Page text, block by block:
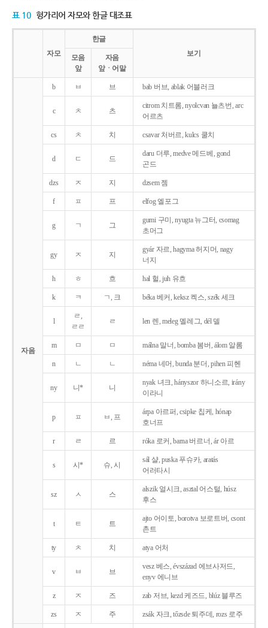
표 10 헝가리어 자모와 한글 대조표
자모
한글
보기
모음
앞
자음
앞ㆍ어말
자음
b ㅂ 브 bab 버브, ablak 어블러크
c ㅊ 츠
citrom 치트롬, nyolcvan 뇰츠번, arc
어르츠
cs ㅊ 치 csavar 처버르, kulcs 쿨치
d ㄷ 드
daru 더루, medve 메드베, gond
곤드
dzs ㅈ 지 dzsem 젬
f ㅍ 프 elfog 엘포그
g ㄱ 그
gumi 구미, nyugta 뉴그터, csomag
초머그
gy ㅈ 지
gyár 자르, hagyma 허지머, nagy
너지
h ㅎ 흐 hal 헐, juh 유흐
k ㅋ ㄱ, 크 béka 베커, keksz 켁스, szék 세크
l
ㄹ,
ㄹㄹ
ㄹ len 렌, meleg 멜레그, dél 델
m ㅁ ㅁ málna 말너, bomba 봄버, álom 알롬
n ㄴ ㄴ néma 네머, bunda 분더, pihen 피헨
ny 니* 니
nyak 녀크, hányszor 하니소르, irány
이라니
p ㅍ ㅂ, 프
árpa 아르퍼, csipke 칩케, hónap
호너프
r ㄹ 르 róka 로커, barna 버르너, ár 아르
s 시* 슈, 시
sál 샬, puska 푸슈카, aratás
어러타시
sz ㅅ 스
alszik 얼시크, asztal 어스털, húsz
후스
t ㅌ 트
ajto 어이토, borotva 보로트버, csont
촌트
ty ㅊ 치 atya 어처
v ㅂ 브
vesz 베스, évszázad 에브사저드,
enyv 에니브
z ㅈ 즈 zab 저브, kezd 케즈드, blúz 블루즈
zs ㅈ 주 zsák 자크, tőzsde 퇴주데, rozs 로주